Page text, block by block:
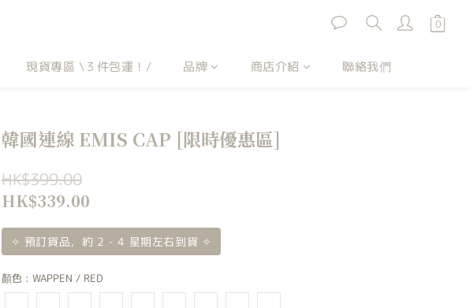
現貨專區 \３件包運！/ 品牌 商店介紹 聯絡我們
韓國連線 EMIS CAP [限時優惠區]
HK$399.00
HK$339.00
✧ 預訂貨品，約 2 - 4 星期左右到貨 ✧
顏色 : WAPPEN / RED